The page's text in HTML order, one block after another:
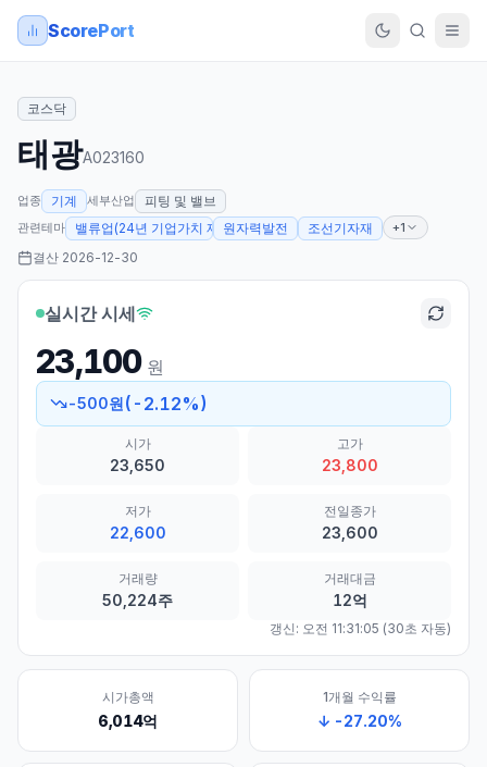
ScorePort
코스닥
태광A023160
업종 기계 세부산업 피팅 및 밸브
관련테마 밸류업(24년 기업가치 제고계획 발표)
원자력발전 조선기자재 +1
결산 2026-12-30
실시간 시세
23,100 원
-500원( -2.12%)
시가
23,650
고가
23,800
저가
22,600
전일종가
23,600
거래량
50,224주
거래대금
12억
갱신: 오전 11:31:05 (30초 자동)
시가총액
6,014억
1개월 수익률
↓ -27.20%